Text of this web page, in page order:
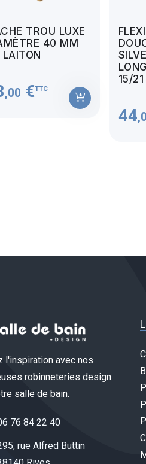
TROU LUXE
40 MM
LAITON
,00 €TTC
15/
44
l'inspiration avec nos
robinneteries design
salle de bain.
76 84 22 40
rue Alfred Buttin